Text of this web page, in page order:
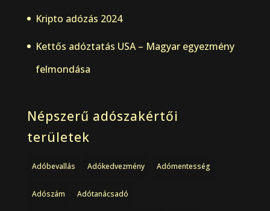
Kripto adózás 2024
Kettős adóztatás USA – Magyar egyezmény
felmondása
Népszerű adószakértői
területek
Adóbevallás Adókedvezmény Adómentesség
Adószám Adótanácsadó